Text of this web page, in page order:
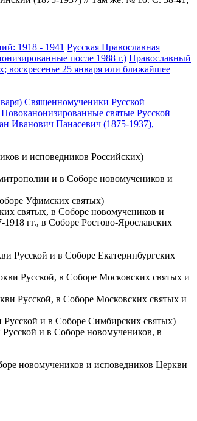
1918 - 1941 Русская Православная
после 1988 г.) Православный
воскресенье 25 января или ближайшее
Священномученики Русской
Новоканонизированные святые Русской
Иванович Панасевич (1875-1937),
и исповедников Российских)
и в Соборе новомучеников и
Уфимских святых)
святых, в Соборе новомучеников и
гг., в Соборе Ростово-Ярославских
Русской и в Соборе Екатеринбургских
Русской, в Соборе Московских святых и
Русской, в Соборе Московских святых и
и в Соборе Симбирских святых)
и в Соборе новомучеников, в
новомучеников и исповедников Церкви